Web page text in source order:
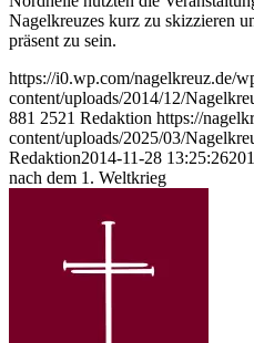
Nagelkreuzes kurz zu skizzieren
präsent zu sein.
https://i0.wp.com/nagelkreuz.de/
content/uploads/2014/12/
881 2521 Redaktion https://
content/uploads/2025/03/
Redaktion2014-11-28 13:25:26
nach dem 1. Weltkrieg